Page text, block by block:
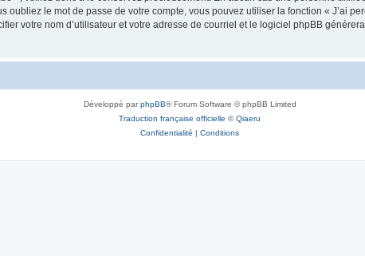
oubliez le mot de passe de votre compte, vous pouvez utiliser la fonction « J’ai
votre nom d’utilisateur et votre adresse de courriel et le logiciel phpBB
Développé parphpBB® Forum Software © phpBB Limited
Traduction française officielle ©Qiaeru
Confidentialité | Conditions